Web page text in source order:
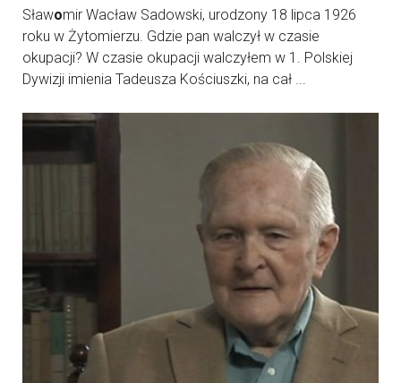
Sławomir Wacław Sadowski, urodzony 18 lipca 1926
roku w Żytomierzu. Gdzie pan walczył w czasie
okupacji? W czasie okupacji walczyłem w 1. Polskiej
Dywizji imienia Tadeusza Kościuszki, na cał ...